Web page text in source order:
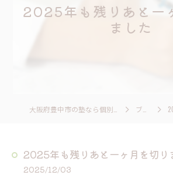
2025年も残りあと一
ました
ブログ
2025年も残りあと一ヶ月を切り
2025/12/03